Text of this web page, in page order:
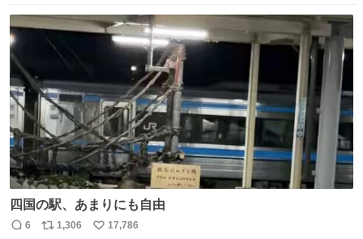
術館 ト
数
数
四国の駅、あまりにも自由
返
6
リ
1,306
い
17,786